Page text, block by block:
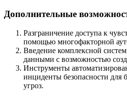
Дополнительные
Разграничение доступа к
помощью многофакторной
Введение комплексной
данными с возможностью
Инструменты
инциденты безопасности для
угроз.